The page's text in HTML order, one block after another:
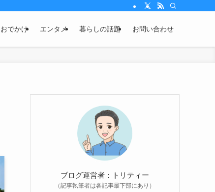
おでかけ エンタメ 暮らしの話題 お問い合わせ
ブログ運営者：トリティー
（記事執筆者は各記事最下部にあり）